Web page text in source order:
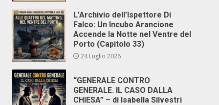
L’Archivio dell’Ispettore Di
Falco: Un Incubo Arancione
Accende la Notte nel Ventre del
Porto (Capitolo 33)
24 Luglio 2026
“GENERALE CONTRO
GENERALE. IL CASO DALLA
CHIESA” – di Isabella Silvestri